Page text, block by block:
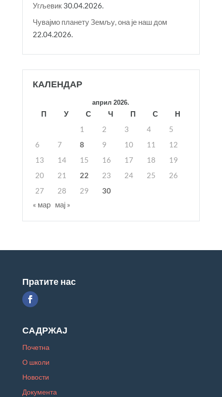
Угљевик 30.04.2026.
Чувајмо планету Земљу, она је наш дом
22.04.2026.
КАЛЕНДАР
април 2026.
П У С Ч П С
Н
1
2 3 4
5
6
7 8 9 10 11
12
13
14 15 16 17 18
19
20
21 22 23 24 25
26
27
28 29
30
« мар мај »
Пратите нас
САДРЖАЈ
Почетна
О школи
Новости
Документа